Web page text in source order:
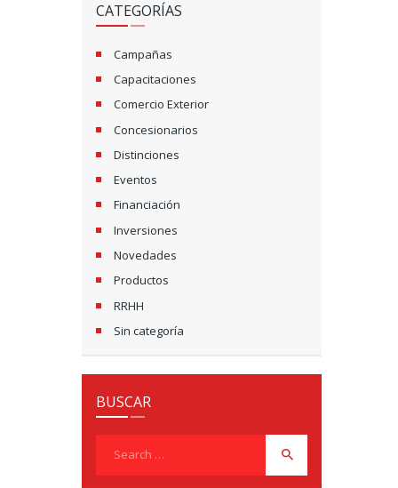
CATEGORÍAS
Campañas
Capacitaciones
Comercio Exterior
Concesionarios
Distinciones
Eventos
Financiación
Inversiones
Novedades
Productos
RRHH
Sin categoría
BUSCAR